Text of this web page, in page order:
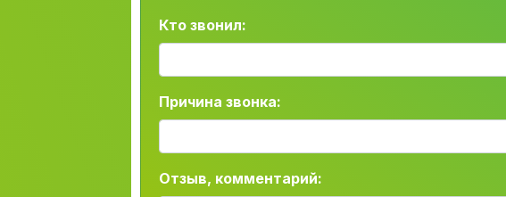
Кто звонил:
Причина звонка:
Отзыв, комментарий: